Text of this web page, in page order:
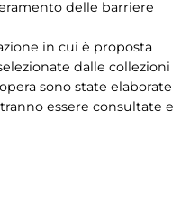
delle barriere
in cui è proposta
dalle collezioni
sono state elaborate
essere consultate e